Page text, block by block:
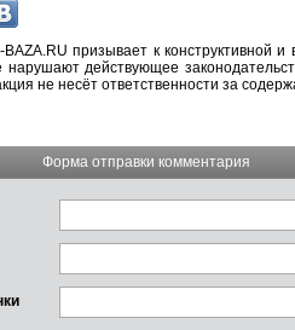
призывает к конструктивной
нарушают действующее
не несёт ответственности за
Форма отправки комментария